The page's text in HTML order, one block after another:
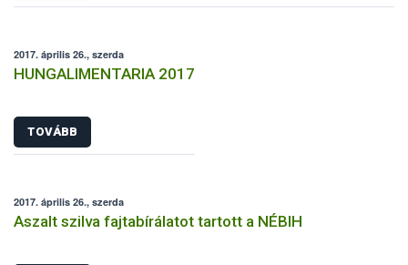
2017. április 26., szerda
HUNGALIMENTARIA 2017
TOVÁBB
2017. április 26., szerda
Aszalt szilva fajtabírálatot tartott a NÉBIH